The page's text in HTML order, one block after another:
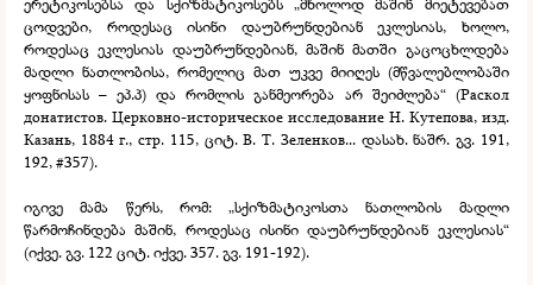
ცოდვები, როდესაც ისინი დაუბრუნდებიან ეკლესიას, ხოლო,
როდესაც ეკლესიას დაუბრუნდებიან, მაშინ მათში გაცოცხლდება
მადლი ნათლობისა, რომელიც მათ უკვე მიიღეს (მწვალებლობაში
ყოფნისას – ეპ.პ) და რომლის განმეორება არ შეიძლება“ (Раскол
донатистов. Церковно-историческое исследование Н. Кутепова, изд.
Казань, 1884 г., стр. 115, ციტ. В. Т. Зеленков... დასახ. ნაშრ. გვ. 191,
192, #357).
იგივე მამა წერს, რომ: „სქიზმატიკოსთა ნათლობის მადლი
წარმოჩინდება მაშინ, როდესაც ისინი დაუბრუნდებიან ეკლესიას“
(იქვე. გვ. 122 ციტ. იქვე. 357. გვ. 191-192).